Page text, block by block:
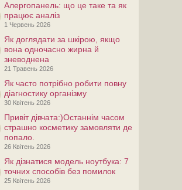
Алергопанель: що це таке та як
працює аналіз
1 Червень 2026
Як доглядати за шкірою, якщо
вона одночасно жирна й
зневоднена
21 Травень 2026
Як часто потрібно робити повну
діагностику організму
30 Квітень 2026
Привiт дiвчата:)Останнім часом
страшно косметику замовляти де
попало.
26 Квітень 2026
Як дізнатися модель ноутбука: 7
точних способів без помилок
25 Квітень 2026